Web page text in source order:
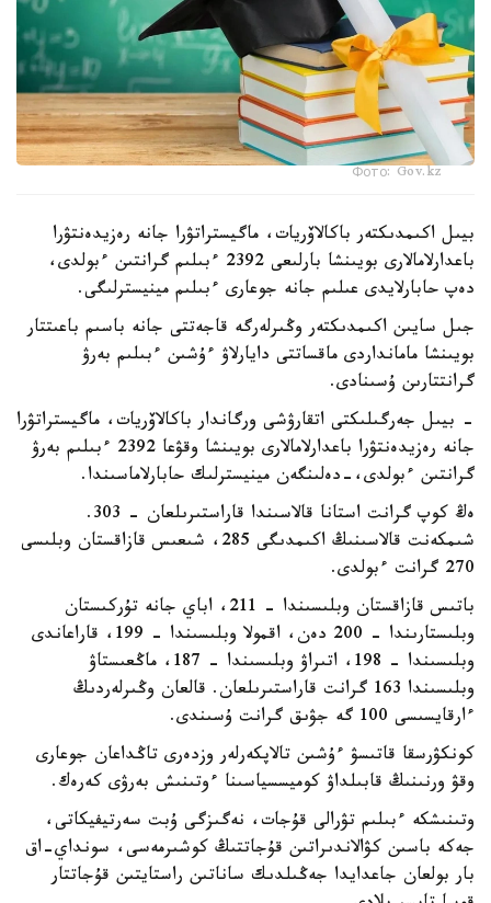
Фото: Gov.kz
بيىل اكىمدىكتەر باكالاۆريات، ماگيستراتۋرا جانە رەزيدەنتۋرا
باعدارلامالارى بويىنشا بارلىعى 2392 ءبىلىم گرانتىن ءبولدى،
دەپ حابارلايدى عىلىم جانە جوعارى ءبىلىم مينيسترلىگى.
جىل سايىن اكىمدىكتەر وڭىرلەرگە قاجەتتى جانە باسىم باعىتتار
بويىنشا مامانداردى ماقساتتى دايارلاۋ ءۇشىن ءبىلىم بەرۋ
گرانتتارىن ۇسىنادى.
- بيىل جەرگىلىكتى اتقارۋشى ورگاندار باكالاۆريات، ماگيستراتۋرا
جانە رەزيدەنتۋرا باعدارلامالارى بويىنشا وقۋعا 2392 ءبىلىم بەرۋ
گرانتىن ءبولدى،-دەلىنگەن مينيسترلىك حابارلاماسىندا.
ەڭ كوپ گرانت استانا قالاسىندا قاراستىرىلعان - 303.
شىمكەنت قالاسىنىڭ اكىمدىگى 285، شىعىس قازاقستان وبلىسى
270 گرانت ءبولدى.
باتىس قازاقستان وبلىسىندا – 211، اباي جانە تۇركىستان
وبلىستارىندا – 200 دەن، اقمولا وبلىسىندا – 199، قاراعاندى
وبلىسىندا – 198، اتىراۋ وبلىسىندا – 187، ماڭعىستاۋ
وبلىسىندا 163 گرانت قاراستىرىلعان. قالعان وڭىرلەردىڭ
ءارقايسىسى 100 گە جۋىق گرانت ۇسىندى.
كونكۋرسقا قاتىسۋ ءۇشىن تالاپكەرلەر وزدەرى تاڭداعان جوعارى
وقۋ ورنىنىڭ قابىلداۋ كوميسسياسىنا ءوتىنىش بەرۋى كەرەك.
وتىنىشكە ءبىلىم تۋرالى قۇجات، نەگىزگى ۇبت سەرتيفيكاتى،
جەكە باسىن كۋالاندىراتىن قۇجاتتىڭ كوشىرمەسى، سونداي-اق
بار بولعان جاعدايدا جەڭىلدىك ساناتىن راستايتىن قۇجاتتار